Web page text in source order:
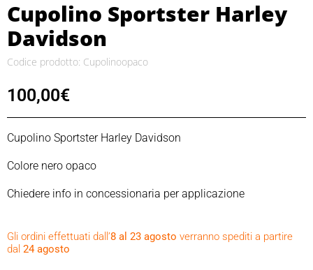
Cupolino Sportster Harley
Davidson
Codice prodotto: Cupolinoopaco
100,00€
Cupolino Sportster Harley Davidson
Colore nero opaco
Chiedere info in concessionaria per applicazione
Gli ordini effettuati dall’8 al 23 agosto verranno spediti a partire
dal 24 agosto